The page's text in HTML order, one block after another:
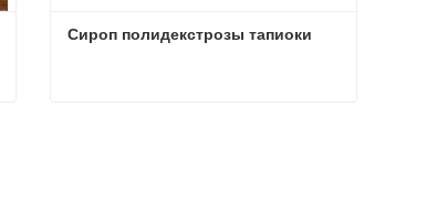
Сироп полидекстрозы тапиоки